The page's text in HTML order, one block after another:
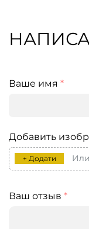
Ваше имя *
Добавить
+ Додати
Ваш отзыв *